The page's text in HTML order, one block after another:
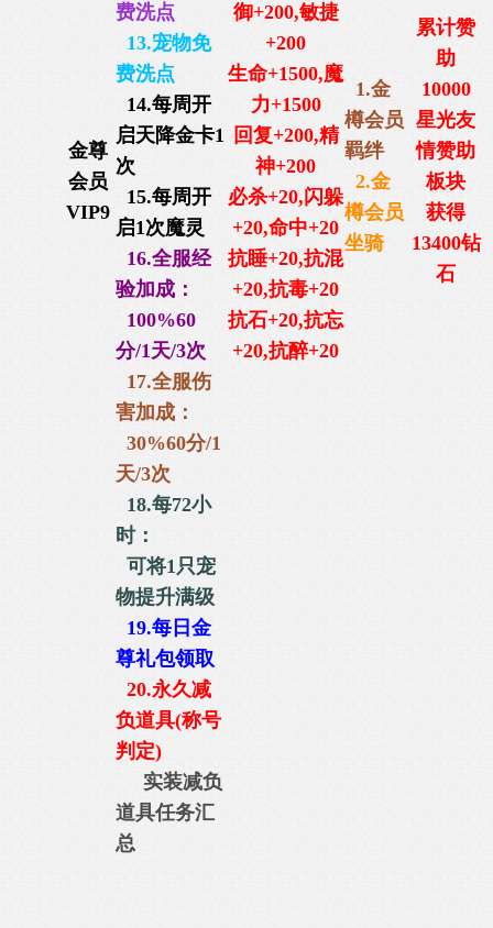
金尊
会员
VIP9
费洗点
13.宠物免
费洗点
14.每周开
启天降金卡1
次
15.每周开
启1次魔灵
16.全服经
验加成：
100%60
分/1天/3次
17.全服伤
害加成：
30%60分/1
天/3次
18.每72小
时：
可将1只宠
物提升满级
19.每日金
尊礼包领取
20.永久减
负道具(称号
判定)
实装减负
道具任务汇
总
御+200,敏捷
+200
生命+1500,魔
力+1500
回复+200,精
神+200
必杀+20,闪躲
+20,命中+20
抗睡+20,抗混
+20,抗毒+20
抗石+20,抗忘
+20,抗醉+20
1.金
樽会员
羁绊
2.金
樽会员
坐骑
累计赞
助
10000
星光友
情赞助
板块
获得
13400钻
石